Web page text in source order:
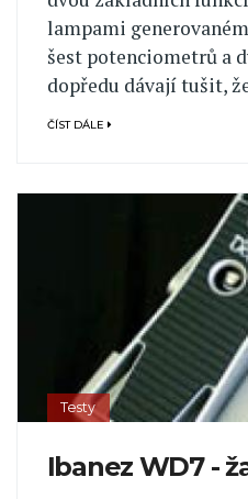
lampami
šest potenciometrů a
dopředu dávají tušit,
ČÍST DÁLE
Testy
Ibanez WD7 -